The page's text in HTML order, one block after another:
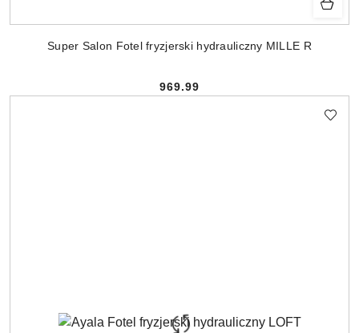
Super Salon Fotel fryzjerski hydrauliczny MILLE R
Cena:
969.99